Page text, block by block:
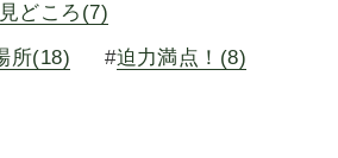
どころ(7)
所(18) #迫力満点！(8)